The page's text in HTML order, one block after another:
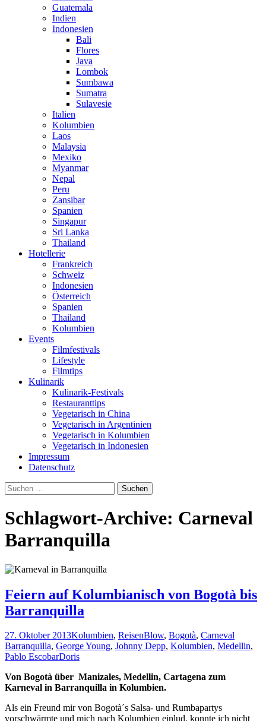
Guatemala
Indien
Indonesien
Bali
Flores
Java
Lombok
Sumbawa
Sumatra
Sulavesie
Italien
Kolumbien
Laos
Malaysia
Mexiko
Myanmar
Nepal
Peru
Zansibar
Spanien
Singapur
Sri Lanka
Thailand
Hotellerie
Frankreich
Schweiz
Indonesien
Österreich
Spanien
Thailand
Kolumbien
Events
Filmfestivals
Lifestyle
Filmtips
Kulinarik
Kulinarik-Festivals
Restauranttips
Vegetarisch in China
Vegetarisch in Argentinien
Vegetarisch in Kolumbien
Vegetarisch in Indonesien
Impressum
Datenschutz
Suchen
nach:
Schlagwort-Archive: Carneval
Barranquilla
Feiern auf Kolumbianisch von Bogotà bis
Barranquilla
27. Oktober 2013Kolumbien, ReisenBlow, Bogotà, Carneval
Barranquilla, George Young, Johnny Depp, Kolumbien, Medellin,
Pablo EscobarDoris
Von Bogotà über Manizales, Medellin, Cartagena zum
Karneval in Barranquilla in Kolumbien.
Als ein Freund mir von Bogotà´s Salsa- und Rumbapartys
vorschwärmte und mich nach Kolumbien einlud, konnte ich nicht